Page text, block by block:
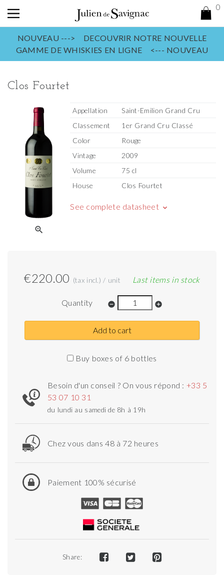
0
NOUVEAU ---> DECOUVRIR NOTRE NOUVELLE
GAMME DE WHISKIES EN LIGNE <--- NOUVEAU
Clos Fourtet
zoom_in
Appellation
Saint-Emilion Grand Cru
Classement
1er Grand Cru Classé
Color
Rouge
Vintage
2009
Volume
75 cl
House
Clos Fourtet
See complete datasheet keyboard_arrow_down
€220.00 (tax incl.) / unit Last items in stock
Quantity remove_circle add_circle
Add to cart
Buy boxes of 6 bottles
Besoin d'un conseil ? On vous répond : +33 5
53 07 10 31
du lundi au samedi de 8h à 19h
Chez vous dans 48 à 72 heures
Paiement 100% sécurisé
Share: